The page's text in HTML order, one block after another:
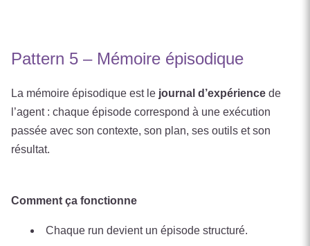
Pattern 5 – Mémoire épisodique
La mémoire épisodique est le journal d’expérience de
l’agent : chaque épisode correspond à une exécution
passée avec son contexte, son plan, ses outils et son
résultat.
Comment ça fonctionne
Chaque run devient un épisode structuré.